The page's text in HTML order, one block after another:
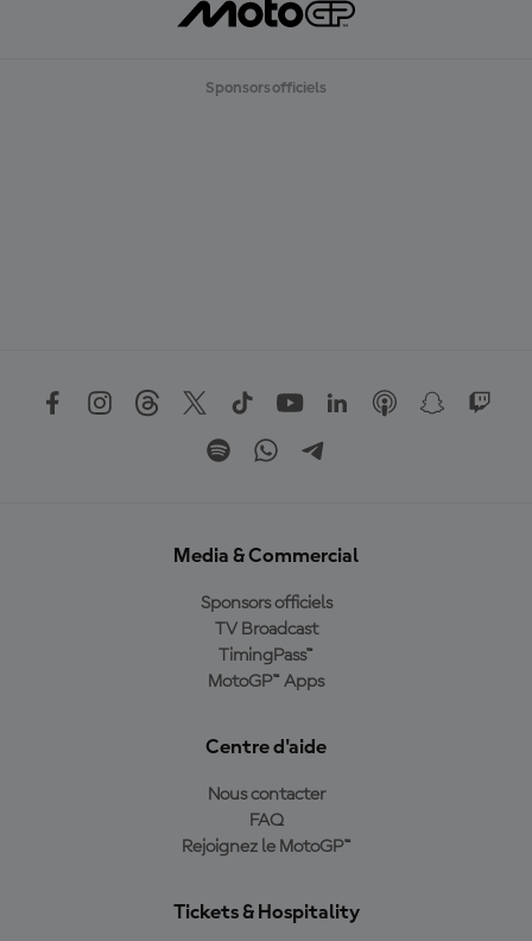
Sponsors officiels
Media & Commercial
Sponsors officiels
TV Broadcast
TimingPass™
MotoGP™ Apps
Centre d'aide
Nous contacter
FAQ
Rejoignez le MotoGP™
Tickets & Hospitality